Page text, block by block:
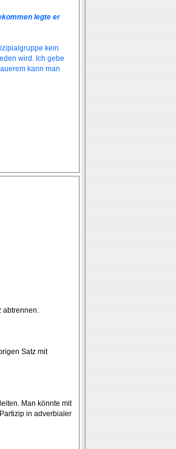
legte er
kein
wird. Ich gebe
kann man
abtrennen.
Satz mit
Man könnte mit
in adverbialer